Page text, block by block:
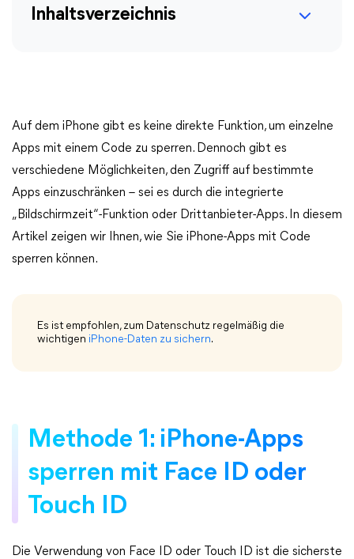
Inhaltsverzeichnis
Auf dem iPhone gibt es keine direkte Funktion, um einzelne
Apps mit einem Code zu sperren. Dennoch gibt es
verschiedene Möglichkeiten, den Zugriff auf bestimmte
Apps einzuschränken – sei es durch die integrierte
„Bildschirmzeit“-Funktion oder Drittanbieter-Apps. In diesem
Artikel zeigen wir Ihnen, wie Sie iPhone-Apps mit Code
sperren können.
Es ist empfohlen, zum Datenschutz regelmäßig die
wichtigen iPhone-Daten zu sichern.
Methode 1: iPhone-Apps
sperren mit Face ID oder
Touch ID
Die Verwendung von Face ID oder Touch ID ist die sicherste